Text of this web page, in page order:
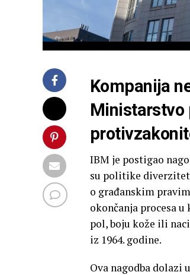
Kompanija
Ministarstvo
IBM je postigao
su politike
o građanskim
okončanja procesa
pol, boju kože ili
iz 1964. godine.
Ova nagodba